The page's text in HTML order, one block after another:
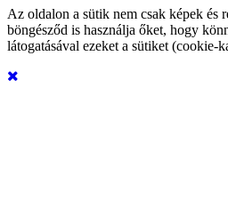
Az oldalon a sütik nem csak képek és
böngésződ is használja őket, hogy
látogatásával ezeket a sütiket (cookie-